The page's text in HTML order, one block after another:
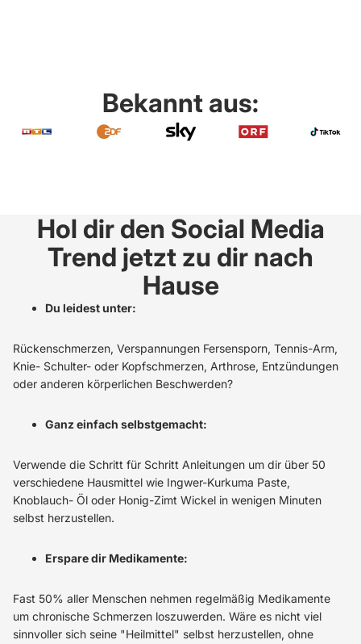
Bekannt aus:
Hol dir den Social Media
Trend jetzt zu dir nach
Hause
Du leidest unter:
Rückenschmerzen, Verspannungen Fersensporn, Tennis-Arm,
Knie- Schulter- oder Kopfschmerzen, Arthrose, Entzündungen
oder anderen körperlichen Beschwerden?
Ganz einfach selbstgemacht:
Verwende die Schritt für Schritt Anleitungen um dir über 50
verschiedene Hausmittel wie Ingwer-Kurkuma Paste,
Knoblauch- Öl oder Honig-Zimt Wickel in wenigen Minuten
selbst herzustellen.
Erspare dir Medikamente:
Fast 50% aller Menschen nehmen regelmäßig Medikamente
um chronische Schmerzen loszuwerden. Wäre es nicht viel
sinnvoller sich seine "Heilmittel" selbst herzustellen, ohne